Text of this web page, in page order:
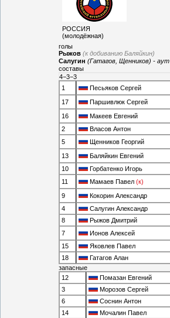
РОССИЯ
(молодёжная)
голы
Рыжов (к добиванию Баляйкин)
Салугин (Гатагов, Щенников) - аут
составы
4−3−3
1
Песьяков Сергей
17
Паршивлюк Сергей
16
Макеев Евгений
2
Власов Антон
5
Щенников Георгий
13
Баляйкин Евгений
10
Горбатенко Игорь
11
Мамаев Павел (к)
9
Кокорин Александр
4
Салугин Александр
8
Рыжов Дмитрий
7
Ионов Алексей
15
Яковлев Павел
18
Гатагов Алан
запасные
12
Помазан Евгений
3
Морозов Сергей
6
Соснин Антон
14
Мочалин Павел